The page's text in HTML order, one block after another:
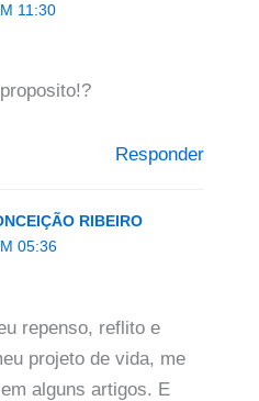
11:30
Responder
RIBEIRO
05:36
repenso, reflito e
projeto de vida, me
alguns artigos. E